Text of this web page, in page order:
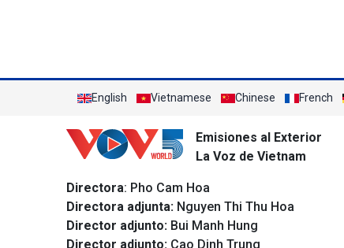
English Vietnamese Chinese French
Emisiones al Exterior
La Voz de Vietnam
Directora: Pho Cam Hoa
Directora adjunta: Nguyen Thi Thu Hoa
Director adjunto: Bui Manh Hung
Director adjunto: Cao Dinh Trung